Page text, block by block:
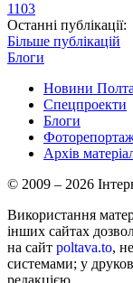
1103
Останні публікації:
Більше публікацій
Блоги
Новини
Спецпроекти
Блоги
Архів
© 2009 – 2026
Використання
інших сайтах
на сайт poltava.to,
системами; у